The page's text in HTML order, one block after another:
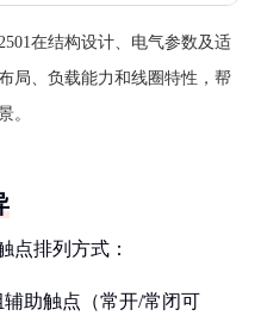
在结构设计、电气参数及适
局、负载能力和线圈特性，帮
。
点排列方式：
辅助触点（常开/常闭可